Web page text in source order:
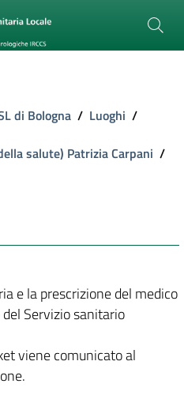
di Bologna / Luoghi /
salute) Patrizia Carpani /
e la prescrizione del medico
Servizio sanitario
viene comunicato al